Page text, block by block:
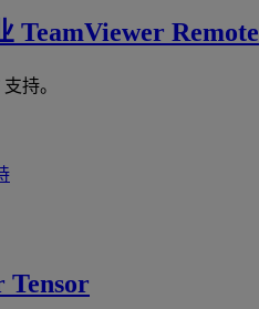
TeamViewer Remote
持。
Tensor